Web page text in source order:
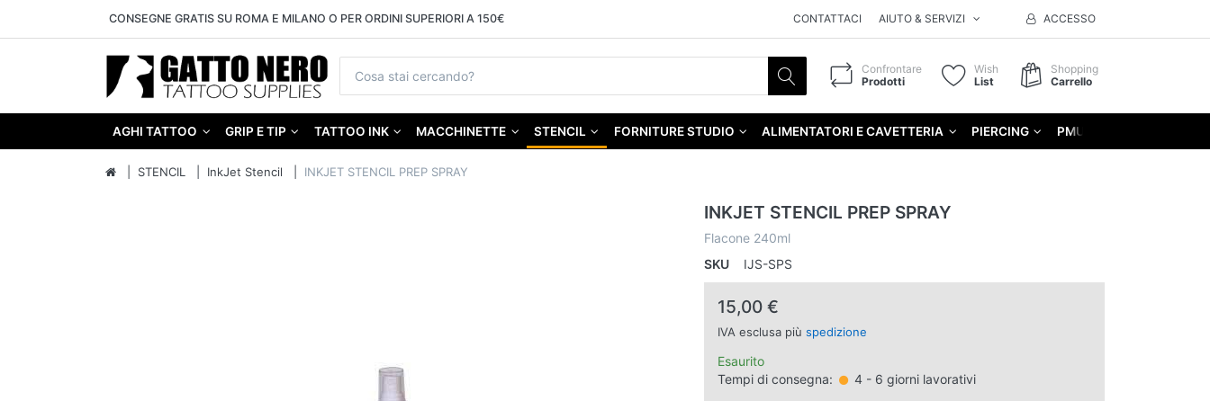
CONSEGNE GRATIS SU ROMA E MILANO O PER ORDINI SUPERIORI A 150€ CONTATTACI AIUTO & SERVIZI ACCESSO
Confrontare
Prodotti
Wish
List
Shopping
Carrello
AGHI TATTOO GRIP E TIP TATTOO INK MACCHINETTE STENCIL FORNITURE STUDIO ALIMENTATORI E CAVETTERIA PIERCING PMU
STENCIL InkJet Stencil INKJET STENCIL PREP SPRAY
INKJET STENCIL PREP SPRAY
Flacone 240ml
SKU
IJS-SPS
15,00 €
IVA esclusa più spedizione
Esaurito
Tempi di consegna:
4 - 6 giorni lavorativi